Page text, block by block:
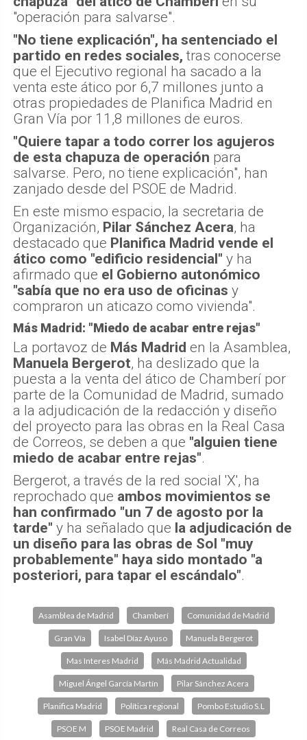
"operación para salvarse".
"No tiene explicación", ha sentenciado el
partido en redes sociales, tras conocerse
que el Ejecutivo regional ha sacado a la
venta este ático por 6,7 millones junto a
otras propiedades de Planifica Madrid en
Gran Vía por 11,8 millones de euros.
"Quiere tapar a todo correr los agujeros
de esta chapuza de operación para
salvarse. Pero, no tiene explicación", han
zanjado desde del PSOE de Madrid.
En este mismo espacio, la secretaria de
Organización, Pilar Sánchez Acera, ha
destacado que Planifica Madrid vende el
ático como "edificio residencial" y ha
afirmado que el Gobierno autonómico
"sabía que no era uso de oficinas y
compraron un aticazo como vivienda".
Más Madrid: "Miedo de acabar entre rejas"
La portavoz de Más Madrid en la Asamblea,
Manuela Bergerot, ha deslizado que la
puesta a la venta del ático de Chamberí por
parte de la Comunidad de Madrid, sumado
a la adjudicación de la redacción y diseño
del proyecto para las obras en la Real Casa
de Correos, se deben a que "alguien tiene
miedo de acabar entre rejas".
Bergerot, a través de la red social 'X', ha
reprochado que ambos movimientos se
han confirmado "un 7 de agosto por la
tarde" y ha señalado que la adjudicación de
un diseño para las obras de Sol "muy
probablemente" haya sido montado "a
posteriori, para tapar el escándalo".
Asamblea de Madrid Chamberí Comunidad de Madrid
Gran Vía Isabel Díaz Ayuso Manuela Bergerot
Mas Interes Madrid Más Madrid Actualidad
Miguel Ángel García Martín Pilar Sánchez Acera
Planifica Madrid Política regional Pombo Estudio S.L
PSOE M PSOE Madrid Real Casa de Correos